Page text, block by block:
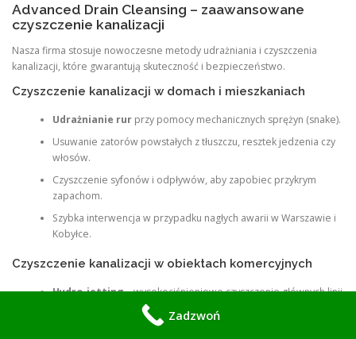
Advanced Drain Cleansing – zaawansowane
czyszczenie kanalizacji
Nasza firma stosuje nowoczesne metody udrażniania i czyszczenia
kanalizacji, które gwarantują skuteczność i bezpieczeństwo.
Czyszczenie kanalizacji w domach i mieszkaniach
Udrażnianie rurprzy pomocy mechanicznych sprężyn (snake).
Usuwanie zatorów powstałych z tłuszczu, resztek jedzenia czy
włosów.
Czyszczenie syfonów i odpływów, aby zapobiec przykrym
zapachom.
Szybka interwencja w przypadku nagłych awarii w Warszawie i
Kobyłce.
Czyszczenie kanalizacji w obiektach komercyjnych
Hydro-jetting– wysokociśnieniowe czyszczenie głównych linii
Usuwanie osadów, tłuszczu i kamienia w dużych instalacjach.
Zadzwoń